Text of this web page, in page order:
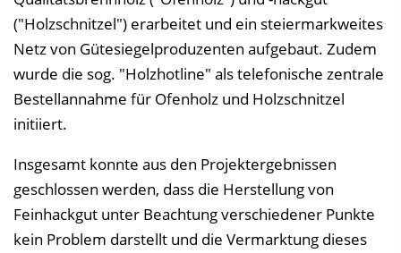
("Holzschnitzel") erarbeitet und ein steiermarkweites
Netz von Gütesiegelproduzenten aufgebaut. Zudem
wurde die sog. "Holzhotline" als telefonische zentrale
Bestellannahme für Ofenholz und Holzschnitzel
initiiert.
Insgesamt konnte aus den Projektergebnissen
geschlossen werden, dass die Herstellung von
Feinhackgut unter Beachtung verschiedener Punkte
kein Problem darstellt und die Vermarktung dieses